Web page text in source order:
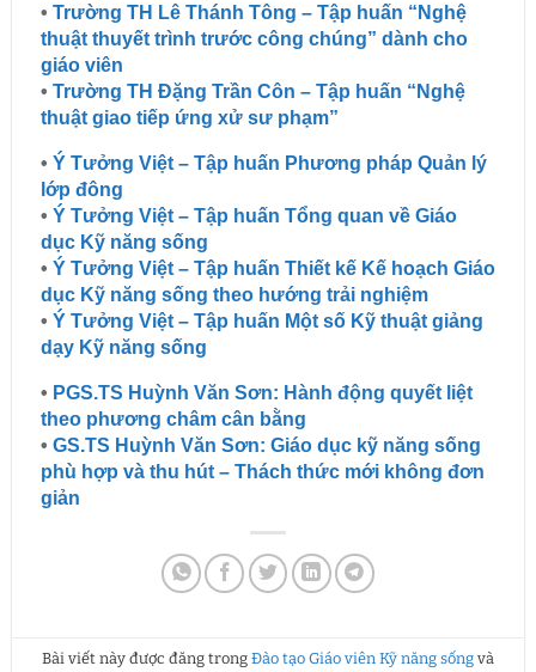
• Trường TH Lê Thánh Tông – Tập huấn “Nghệ
thuật thuyết trình trước công chúng” dành cho
giáo viên
• Trường TH Đặng Trần Côn – Tập huấn “Nghệ
thuật giao tiếp ứng xử sư phạm”
• Ý Tưởng Việt – Tập huấn Phương pháp Quản lý
lớp đông
• Ý Tưởng Việt – Tập huấn Tổng quan về Giáo
dục Kỹ năng sống
• Ý Tưởng Việt – Tập huấn Thiết kế Kế hoạch Giáo
dục Kỹ năng sống theo hướng trải nghiệm
• Ý Tưởng Việt – Tập huấn Một số Kỹ thuật giảng
dạy Kỹ năng sống
• PGS.TS Huỳnh Văn Sơn: Hành động quyết liệt
theo phương châm cân bằng
• GS.TS Huỳnh Văn Sơn: Giáo dục kỹ năng sống
phù hợp và thu hút – Thách thức mới không đơn
giản
Bài viết này được đăng trong Đào tạo Giáo viên Kỹ năng sống và